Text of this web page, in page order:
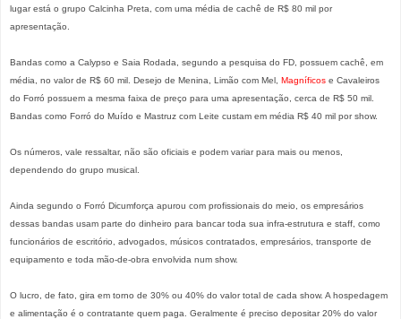
lugar está o grupo Calcinha Preta, com uma média de cachê de R$ 80 mil por
apresentação.
Bandas como a Calypso e Saia Rodada, segundo a pesquisa do FD, possuem cachê, em
média, no valor de R$ 60 mil. Desejo de Menina, Limão com Mel, Magníficos e Cavaleiros
do Forró possuem a mesma faixa de preço para uma apresentação, cerca de R$ 50 mil.
Bandas como Forró do Muído e Mastruz com Leite custam em média R$ 40 mil por show.
Os números, vale ressaltar, não são oficiais e podem variar para mais ou menos,
dependendo do grupo musical.
Ainda segundo o Forró Dicumforça apurou com profissionais do meio, os empresários
dessas bandas usam parte do dinheiro para bancar toda sua infra-estrutura e staff, como
funcionários de escritório, advogados, músicos contratados, empresários, transporte de
equipamento e toda mão-de-obra envolvida num show.
O lucro, de fato, gira em torno de 30% ou 40% do valor total de cada show. A hospedagem
e alimentação é o contratante quem paga. Geralmente é preciso depositar 20% do valor